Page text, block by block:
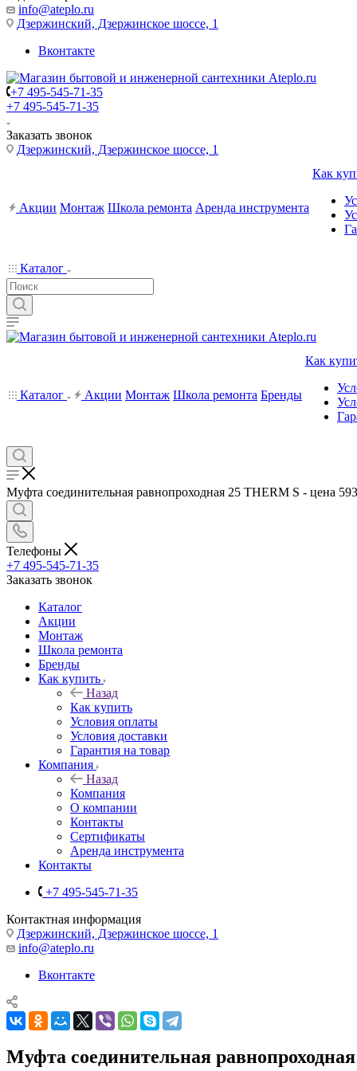
info@ateplo.ru
Дзержинский, Дзержинское шоссе, 1
Вконтакте
+7 495-545-71-35
+7 495-545-71-35
Заказать звонок
Дзержинский, Дзержинское шоссе, 1
Акции Монтаж Школа ремонта Аренда инструмента
Как
Каталог
Каталог Акции Монтаж Школа ремонта Бренды
Как
Муфта соединительная равнопроходная 25 THERM S - цена
Телефоны
+7 495-545-71-35
Заказать звонок
Каталог
Акции
Монтаж
Школа ремонта
Бренды
Как купить
Назад
Как купить
Условия оплаты
Условия доставки
Гарантия на товар
Компания
Назад
Компания
О компании
Контакты
Сертификаты
Аренда инструмента
Контакты
+7 495-545-71-35
Контактная информация
Дзержинский, Дзержинское шоссе, 1
info@ateplo.ru
Вконтакте
Муфта соединительная